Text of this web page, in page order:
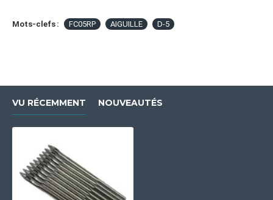
Mots-clefs : FC05RP AIGUILLE D-5
VU RÉCEMMENT NOUVEAUTÉS